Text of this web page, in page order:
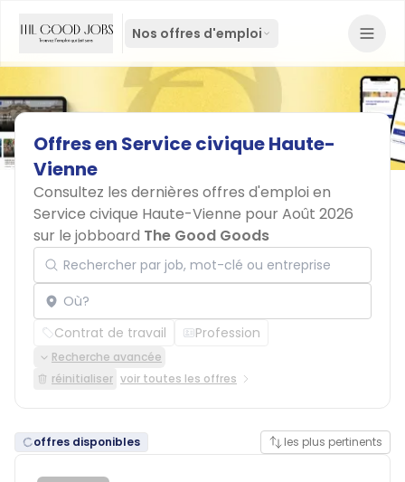
Nos offres d'emploi
Offresen ServiceciviqueHaute-
Vienne
Consultez les dernières offres d'emploi en
Service civique Haute-Vienne pour Août 2026
sur le jobboard The Good Goods
Rechercher par job, mot-clé ou entreprise
Localisation
Contrat de travail Profession
Recherche avancée
réinitialiser voir toutes les offres
offres disponibles les plus pertinents